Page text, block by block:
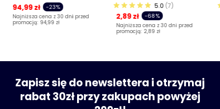
94,99 zł -23%
Najniższa cena z 30 dni przed
promocją: 94,99 zł
5.0 (7)
2,89 zł -68%
Najniższa cena z 30 dni przed
promocją: 2,89 zł
Zapisz się do newslettera i otrzymaj
rabat 30zł przy zakupach powyżej